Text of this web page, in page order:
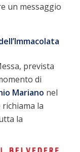
un messaggio
prevista
di
Mariano nel
la
la